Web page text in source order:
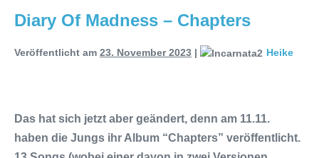
Diary Of Madness – Chapters
Veröffentlicht am 23. November 2023 | Heike
Das hat sich jetzt aber geändert, denn am 11.11.
haben die Jungs ihr Album “Chapters” veröffentlicht.